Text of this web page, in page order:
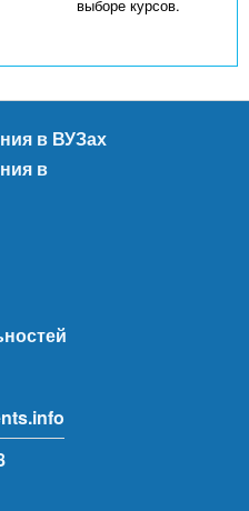
выборе курсов.
в ВУЗах
в